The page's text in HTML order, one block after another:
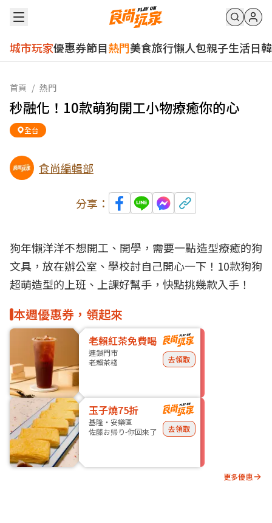
城市玩家優惠券節目熱門美食旅行懶人包親子生活日韓
首頁 / 熱門
秒融化！10款萌狗開工小物療癒你的心
全台
食尚編輯部
分享：
狗年懶洋洋不想開工、開學，需要一點造型療癒的狗
文具，放在辦公室、學校討自己開心一下！10款狗狗
超萌造型的上班、上課好幫手，快點挑幾款入手！
本週優惠券，領起來
老賴紅茶免費喝
連鎖門市
老賴茶棧
去領取
玉子燒75折
基隆・安樂區
佐藤お帰り-你回來了
去領取
更多優惠